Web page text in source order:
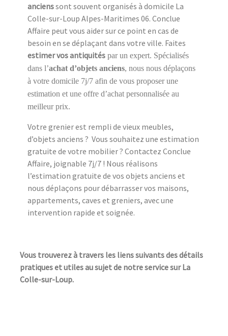
ancienssont souvent organisés à domicile La
Colle-sur-Loup Alpes-Maritimes 06. Conclue
Affaire peut vous aider sur ce point en cas de
besoin en se déplaçant dans votre ville. Faites
estimer vos antiquités par un expert. Spécialisés
dans l’achat d’objets anciens, nous nous déplaçons
à votre domicile 7j/7 afin de vous proposer une
estimation et une offre d’achat personnalisée au
meilleur prix.
Votre grenier est rempli de vieux meubles,
d’objets anciens ? Vous souhaitez une estimation
gratuite de votre mobilier ? Contactez Conclue
Affaire, joignable 7j/7 ! Nous réalisons
l’estimation gratuite de vos objets anciens et
nous déplaçons pour débarrasser vos maisons,
appartements, caves et greniers, avec une
intervention rapide et soignée.
Vous trouverez à travers les liens suivants des détails
pratiques et utiles au sujet de notre service sur La
Colle-sur-Loup.